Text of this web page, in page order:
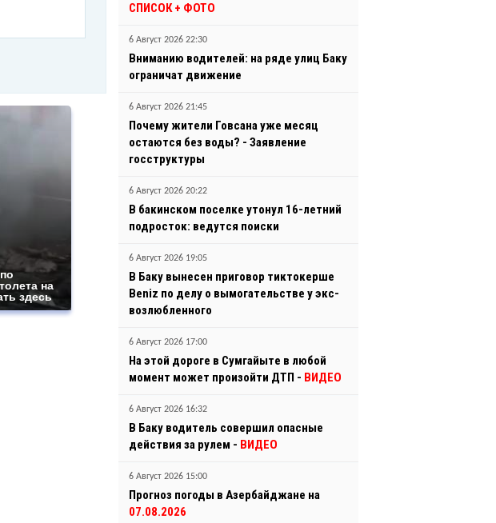
на
здесь
СПИСОК + ФОТО
6 Август 2026 22:30
Вниманию водителей: на ряде улиц Баку
ограничат движение
6 Август 2026 21:45
Почему жители Говсана уже месяц
остаются без воды? - Заявление
госструктуры
6 Август 2026 20:22
В бакинском поселке утонул 16-летний
подросток: ведутся поиски
6 Август 2026 19:05
В Баку вынесен приговор тиктокерше
Beniz по делу о вымогательстве у экс-
возлюбленного
6 Август 2026 17:00
На этой дороге в Сумгайыте в любой
момент может произойти ДТП - ВИДЕО
6 Август 2026 16:32
В Баку водитель совершил опасные
действия за рулем - ВИДЕО
6 Август 2026 15:00
Прогноз погоды в Азербайджане на
07.08.2026